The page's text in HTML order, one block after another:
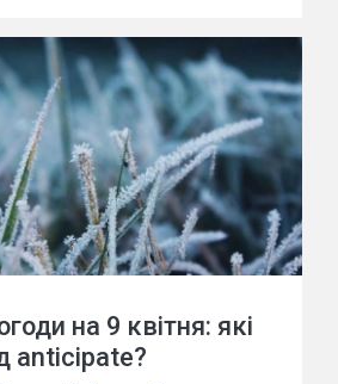
на 9 квітня: які
anticipate?